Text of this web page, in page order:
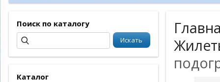
Поиск по каталогу
Каталог